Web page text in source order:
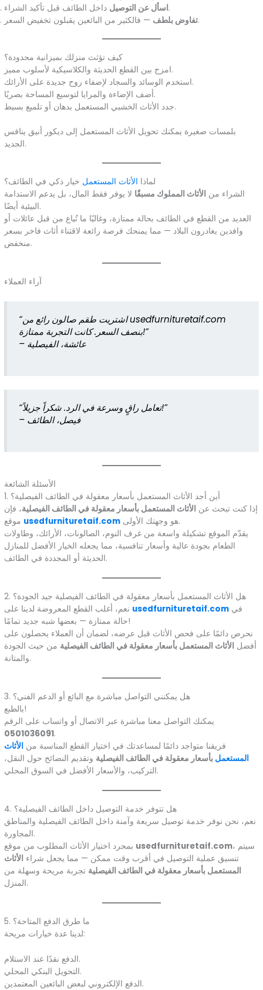
اسأل عن التوصيلداخل الطائف قبل تأكيد الشراء.
تفاوض بلطف— فالكثير من البائعين يقبلون تخفيض السعر.
كيف تؤثث منزلك بميزانية محدودة؟
امزج بين القطع الحديثة والكلاسيكية لأسلوب مميز.
استخدم الوسائد والسجاد لإضفاء روح جديدة على الأرائك.
أضف الإضاءة والمرايا لتوسيع المساحة بصريًا.
جدد الأثاث الخشبي المستعمل بدهان أو تلميع بسيط.
بلمسات صغيرة يمكنك تحويل الأثاث المستعمل إلى ديكور أنيق ينافس
الجديد.
لماذا الأثاث المستعمل خيار ذكي في الطائف؟
الشراء من الأثاث المملوك مسبقًا لا يوفر فقط المال، بل يدعم الاستدامة
البيئية أيضًا.
العديد من القطع في الطائف بحالة ممتازة، وغالبًا ما تُباع من قبل عائلات أو
وافدين يغادرون البلاد — مما يمنحك فرصة رائعة لاقتناء أثاث فاخر بسعر
منخفض.
آراء العملاء
“اشتريت طقم صالون رائع من usedfurnituretaif.com
بنصف السعر. كانت التجربة ممتازة!”
– عائشة، الفيصلية
“تعامل راقٍ وسرعة في الرد. شكراً جزيلاً!”
– فيصل، الطائف
الأسئلة الشائعة
1. أين أجد الأثاث المستعمل بأسعار معقولة في الطائف الفيصلية؟
إذا كنت تبحث عن الأثاث المستعمل بأسعار معقولة في الطائف الفيصلية، فإن
usedfurnituretaif.com
هو وجهتك الأولى.
يقدّم الموقع تشكيلة واسعة من غرف النوم، الصالونات، الأرائك، وطاولات
الطعام بجودة عالية وأسعار تنافسية، مما يجعله الخيار الأفضل للمنازل
الحديثة أو المجددة في الطائف.
2. هل الأثاث المستعمل بأسعار معقولة في الطائف الفيصلية جيد الجودة؟
نعم، أغلب القطع المعروضة لدينا على usedfurnituretaif.com في
حالة ممتازة — بعضها شبه جديد تمامًا!
نحرص دائمًا على فحص الأثاث قبل عرضه، لضمان أن العملاء يحصلون على
أفضل الأثاث المستعمل بأسعار معقولة في الطائف الفيصلية من حيث الجودة
والمتانة.
3. هل يمكنني التواصل مباشرة مع البائع أو الدعم الفني؟
بالطبع!
يمكنك التواصل معنا مباشرة عبر الاتصال أو واتساب على الرقم
0501036091.
فريقنا متواجد دائمًا لمساعدتك في اختيار القطع المناسبة من الأثاث
المستعمل بأسعار معقولة في الطائف الفيصلية وتقديم النصائح حول النقل،
التركيب، والأسعار الأفضل في السوق المحلي.
4. هل تتوفر خدمة التوصيل داخل الطائف الفيصلية؟
نعم، نحن نوفر خدمة توصيل سريعة وآمنة داخل الطائف الفيصلية والمناطق
المجاورة.
usedfurnituretaif.com، سيتم
تنسيق عملية التوصيل في أقرب وقت ممكن — مما يجعل شراء الأثاث
المستعمل بأسعار معقولة في الطائف الفيصلية تجربة مريحة وسهلة من
المنزل.
5. ما طرق الدفع المتاحة؟
لدينا عدة خيارات مريحة:
الدفع نقدًا عند الاستلام.
التحويل البنكي المحلي.
الدفع الإلكتروني لبعض البائعين المعتمدين.